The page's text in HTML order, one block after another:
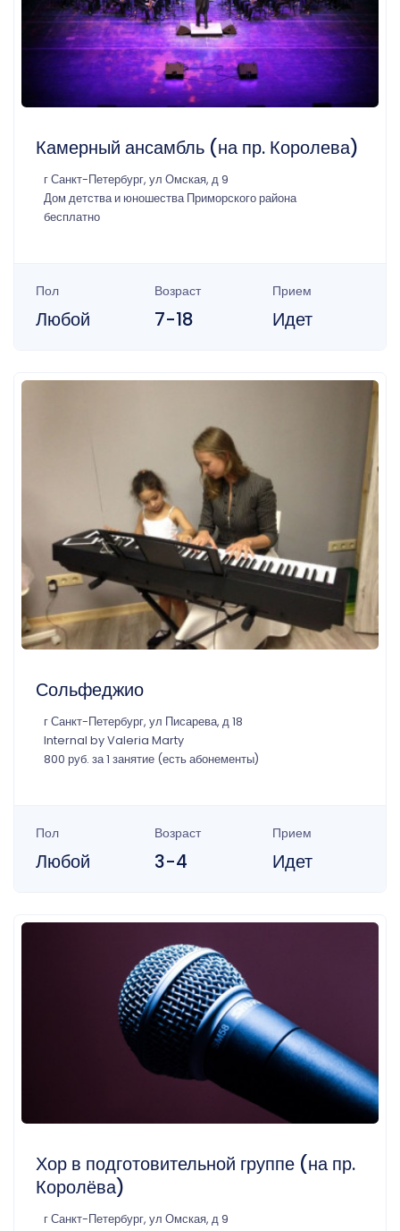
Камерный ансамбль (на пр. Королева)
г Санкт-Петербург, ул Омская, д 9
Дом детства и юношества Приморского района
бесплатно
Пол
Любой
Возраст
7-18
Прием
Идет
Сольфеджио
г Санкт-Петербург, ул Писарева, д 18
Internal by Valeria Marty
800 руб. за 1 занятие (есть абонементы)
Пол
Любой
Возраст
3-4
Прием
Идет
Хор в подготовительной группе (на пр.
Королёва)
г Санкт-Петербург, ул Омская, д 9